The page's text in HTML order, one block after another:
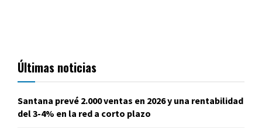
Últimas noticias
Santana prevé 2.000 ventas en 2026 y una rentabilidad
del 3-4% en la red a corto plazo